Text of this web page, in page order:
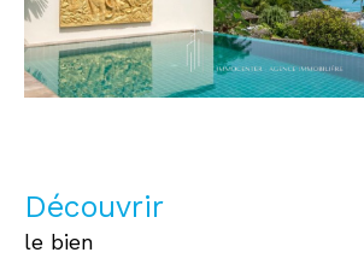
découvrir
le bien